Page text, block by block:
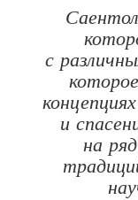
с
и
на